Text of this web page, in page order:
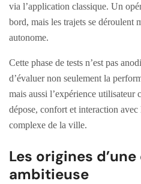
via l’application classique. Un
bord, mais les trajets se déroulent
autonome.
Cette phase de tests n’est pas
d’évaluer non seulement la
mais aussi l’expérience utilisateur
dépose, confort et interaction
complexe de la ville.
Les origines
ambitieuse